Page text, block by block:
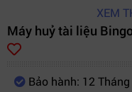
XEM
Máy huỷ tài liệu
Bảo hành: 12 Tháng